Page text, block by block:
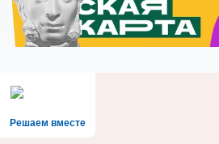
Решаем вместе